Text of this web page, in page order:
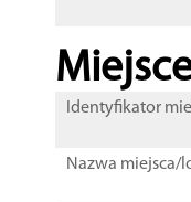
Identyfikator
Nazwa miejsca/